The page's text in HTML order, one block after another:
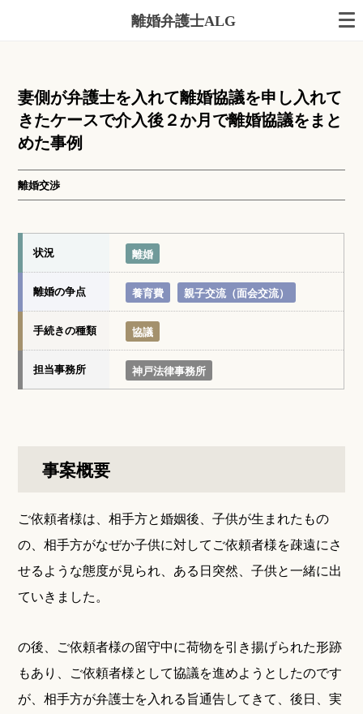
離婚弁護士ALG
妻側が弁護士を入れて離婚協議を申し入れて
きたケースで介入後２か月で離婚協議をまと
めた事例
離婚交渉
状況 離婚
離婚の争点 養育費 親子交流（面会交流）
手続きの種類 協議
担当事務所 神戸法律事務所
事案概要
ご依頼者様は、相手方と婚姻後、子供が生まれたもの
の、相手方がなぜか子供に対してご依頼者様を疎遠にさ
せるような態度が見られ、ある日突然、子供と一緒に出
ていきました。
の後、ご依頼者様の留守中に荷物を引き揚げられた形跡
もあり、ご依頼者様として協議を進めようとしたのです
が、相手方が弁護士を入れる旨通告してきて、後日、実